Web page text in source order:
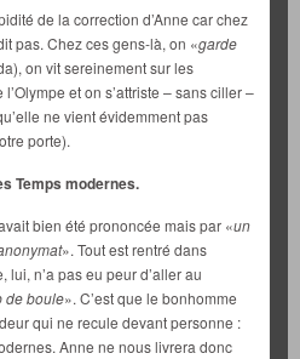
de la correction d’Anne car chez
pas. Chez ces gens-là, on «garde
on vit sereinement sur les
et on s’attriste – sans ciller –
ne vient évidemment pas
porte).
Temps modernes.
bien été prononcée mais par «un
». Tout est rentré dans
lui, n’a pas eu peur d’aller au
de boule». C’est que le bonhomme
qui ne recule devant personne :
Anne ne nous livrera donc